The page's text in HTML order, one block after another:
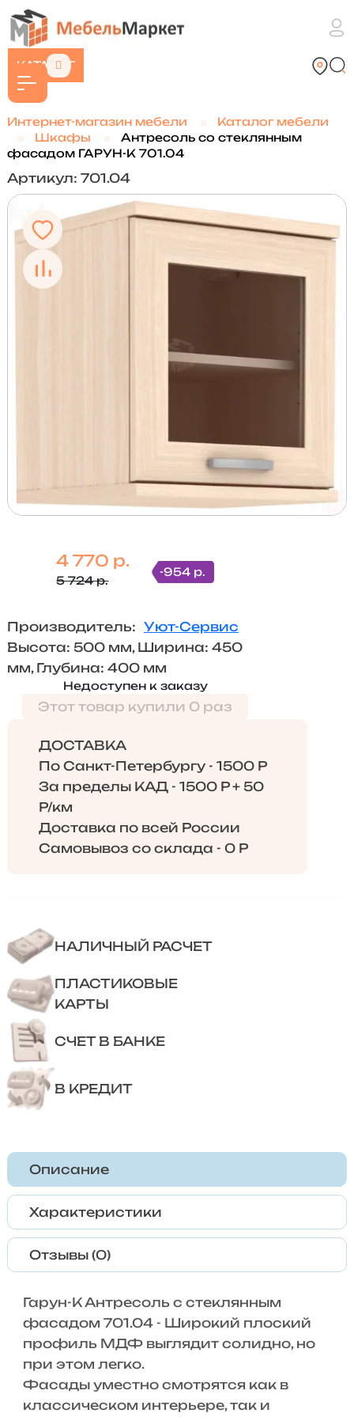
КАТАЛОГ
Интернет-магазин мебели
Каталог мебели
Шкафы
Антресоль со стеклянным
фасадом ГАРУН-К 701.04
Артикул: 701.04
4 770 р.
5 724 р.
-954 р.
Производитель: Уют-Сервис
Высота: 500 мм, Ширина: 450
мм, Глубина: 400 мм
Недоступен к заказу
Этот товар купили 0 раз
ДОСТАВКА
По Санкт-Петербургу - 1500 Р
За пределы КАД - 1500 Р + 50
Р/км
Доставка по всей России
Самовывоз со склада - 0 Р
НАЛИЧНЫЙ РАСЧЕТ
ПЛАСТИКОВЫЕ
КАРТЫ
СЧЕТ В БАНКЕ
В КРЕДИТ
Описание
Характеристики
Отзывы (0)
Гарун-К Антресоль с стеклянным
фасадом 701.04 - Широкий плоский
профиль МДФ выглядит солидно, но
при этом легко.
Фасады уместно смотрятся как в
классическом интерьере, так и